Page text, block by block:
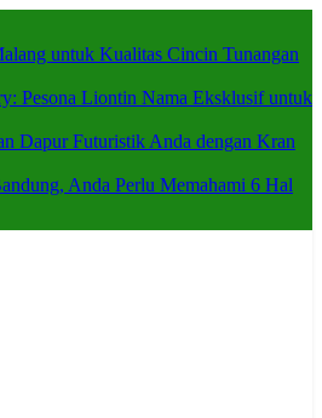
untuk Kualitas Cincin Tunangan
Pesona Liontin Nama Eksklusif untuk
Dapur Futuristik Anda dengan Kran
Anda Perlu Memahami 6 Hal